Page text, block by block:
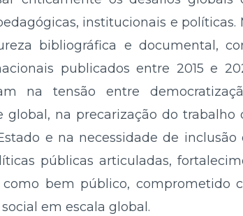
institucionais e
bibliográfica e documental,
publicados entre 2015 e
na tensão entre
na precarização do trabalho
e na necessidade de
públicas articuladas,
bem público, comprometido
em escala global.